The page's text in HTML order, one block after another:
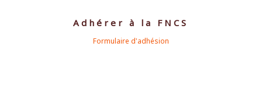
Adhérer à la FNCS
Formulaire d'adhésion